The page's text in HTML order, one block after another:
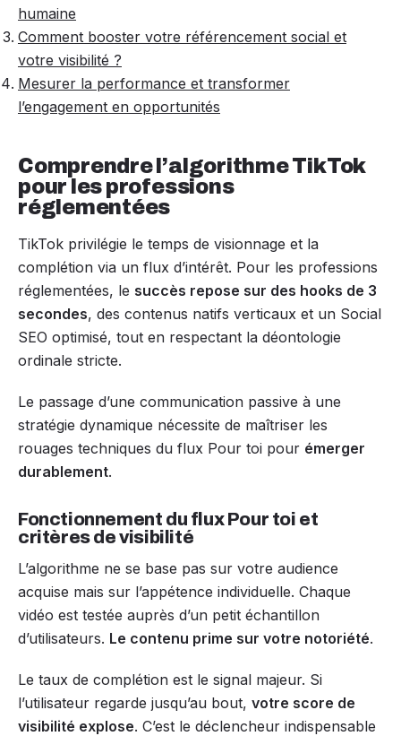
humaine
Comment booster votre référencement social et
votre visibilité ?
Mesurer la performance et transformer
l’engagement en opportunités
Comprendre l’algorithme TikTok
pour les professions
réglementées
TikTok privilégie le temps de visionnage et la
complétion via un flux d’intérêt. Pour les professions
réglementées, le succès repose sur des hooks de 3
secondes, des contenus natifs verticaux et un Social
SEO optimisé, tout en respectant la déontologie
ordinale stricte.
Le passage d’une communication passive à une
stratégie dynamique nécessite de maîtriser les
rouages techniques du flux Pour toi pour émerger
durablement.
Fonctionnement du flux Pour toi et
critères de visibilité
L’algorithme ne se base pas sur votre audience
acquise mais sur l’appétence individuelle. Chaque
vidéo est testée auprès d’un petit échantillon
d’utilisateurs. Le contenu prime sur votre notoriété.
Le taux de complétion est le signal majeur. Si
l’utilisateur regarde jusqu’au bout, votre score de
visibilité explose. C’est le déclencheur indispensable